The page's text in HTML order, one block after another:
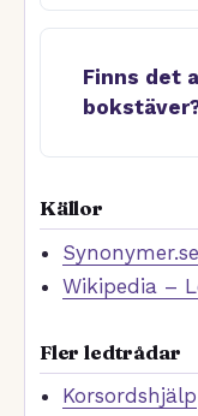
Finns det
Källor
Wikipedia –
Fler ledtrådar
Korsordshjälp